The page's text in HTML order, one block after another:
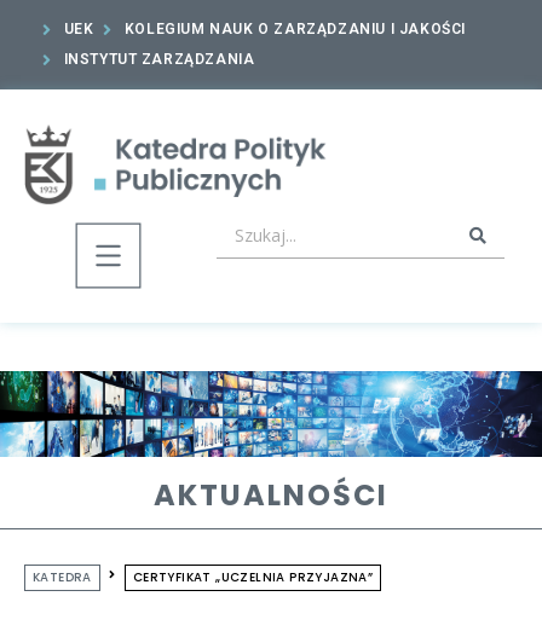
UEK
KOLEGIUM NAUK O ZARZĄDZANIU I JAKOŚCI
INSTYTUT ZARZĄDZANIA
AKTUALNOŚCI
KATEDRA CERTYFIKAT „UCZELNIA PRZYJAZNA”